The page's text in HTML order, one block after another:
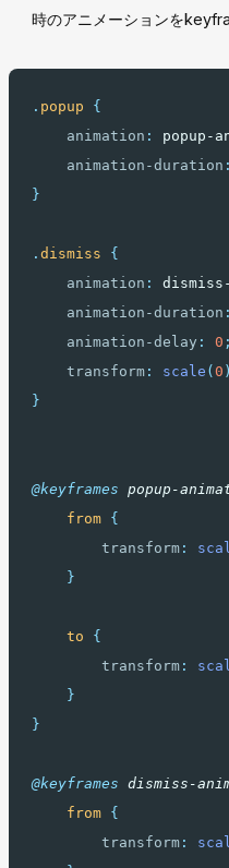
時のアニメーションを
. popup
{
animation : popup-
animation-duration :
}
. dismiss
{
animation :
animation-duration :
animation-delay : 0 ;
transform: scale (0
}
@keyframes popup-
from
{
transform:
}
to
{
transform:
}
}
@keyframes dismiss-
from
{
transform: